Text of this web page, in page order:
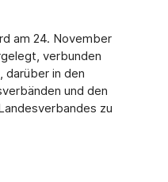
am 24. November
verbunden
darüber in den
und den
zu